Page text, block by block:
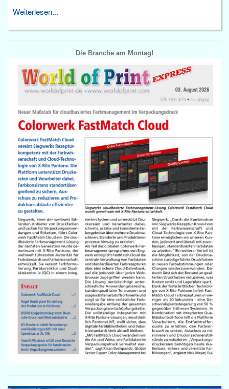
Weiterlesen...
Die Branche am Montag!